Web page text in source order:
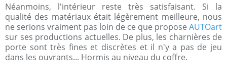
Néanmoins, l'intérieur reste très satisfaisant. Si la
qualité des matériaux était légèrement meilleure, nous
ne serions vraiment pas loin de ce que propose AUTOart
sur ses productions actuelles. De plus, les charnières de
porte sont très fines et discrètes et il n'y a pas de jeu
dans les ouvrants... Hormis au niveau du coffre.